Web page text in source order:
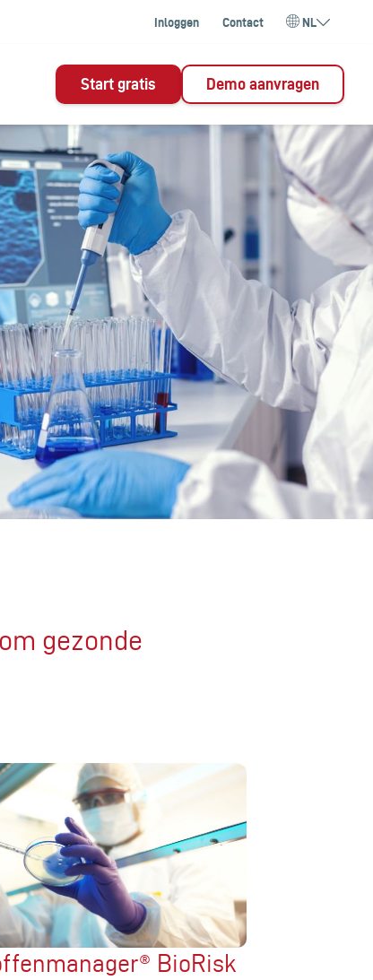
Inloggen Contact NL
Start gratis Demo aanvragen
gezonde
BioRisk